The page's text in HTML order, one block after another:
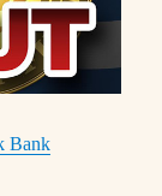
Bank